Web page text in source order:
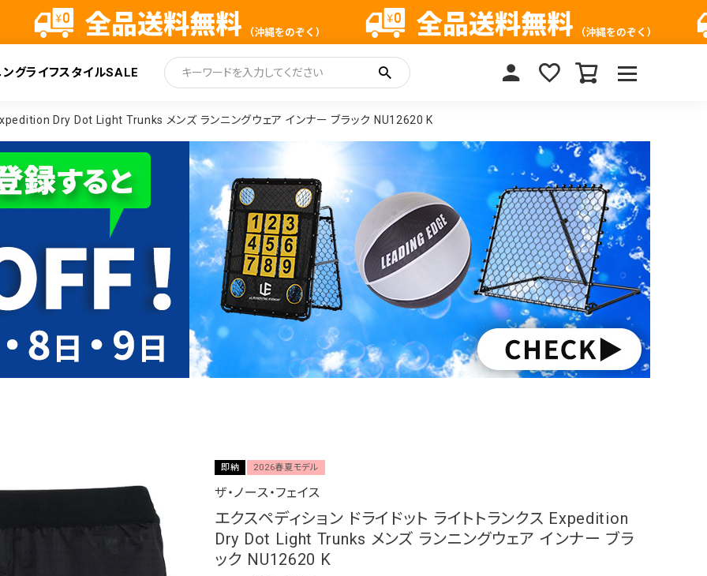
ングライフスタイルSALE
Expedition Dry Dot Light Trunks メンズ ランニングウェア インナー ブラック NU12620 K
即納 2026春夏モデル
ザ・ノース・フェイス
エクスペディション ドライドット ライトトランクス Expedition
Dry Dot Light Trunks メンズ ランニングウェア インナー ブラ
ック NU12620 K